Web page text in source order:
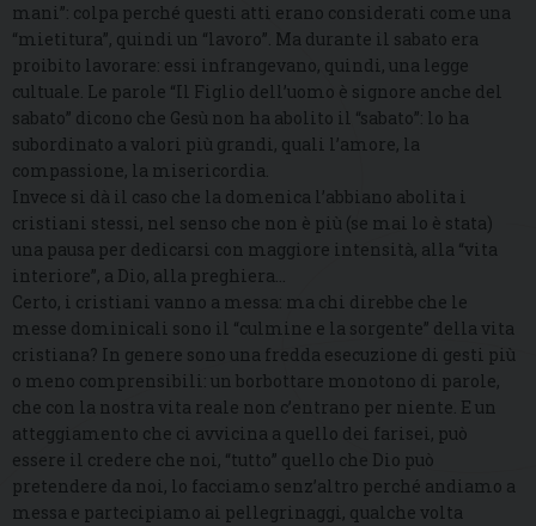
mani”: colpa perché questi atti erano considerati come una
“mietitura”, quindi un “lavoro”. Ma durante il sabato era
proibito lavorare: essi infrangevano, quindi, una legge
cultuale. Le parole “Il Figlio dell’uomo è signore anche del
sabato” dicono che Gesù non ha abolito il “sabato”: lo ha
subordinato a valori più grandi, quali l’amore, la
compassione, la misericordia.
Invece si dà il caso che la domenica l’abbiano abolita i
cristiani stessi, nel senso che non è più (se mai lo è stata)
una pausa per dedicarsi con maggiore intensità, alla “vita
interiore”, a Dio, alla preghiera…
Certo, i cristiani vanno a messa: ma chi direbbe che le
messe dominicali sono il “culmine e la sorgente” della vita
cristiana? In genere sono una fredda esecuzione di gesti più
o meno comprensibili: un borbottare monotono di parole,
che con la nostra vita reale non c’entrano per niente. E un
atteggiamento che ci avvicina a quello dei farisei, può
essere il credere che noi, “tutto” quello che Dio può
pretendere da noi, lo facciamo senz’altro perché andiamo a
messa e partecipiamo ai pellegrinaggi, qualche volta